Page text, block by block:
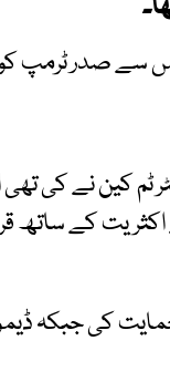
جس سے صدر ٹرمپ
کے ساتھ
حمایت کی جبکہ